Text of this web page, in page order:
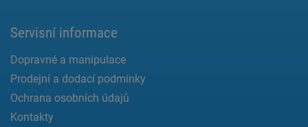
Servisní informace
Dopravné a manipulace
Prodejní a dodací podmínky
Ochrana osobních údajů
Kontakty